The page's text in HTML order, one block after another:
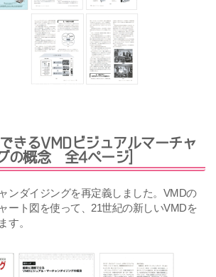
きるVMDビジュアルマーチャ
の概念 全4ページ]
ンダイジングを再定義しました。VMDの
ート図を使って、21世紀の新しいVMDを
す。